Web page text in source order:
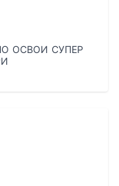
ОСВОИ СУПЕР